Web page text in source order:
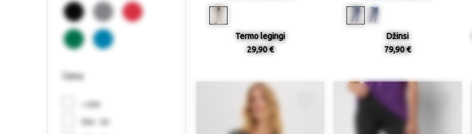
Cena
< €30
€30 - 50
Termo legingi
29,90 €
Džinsi
79,90 €